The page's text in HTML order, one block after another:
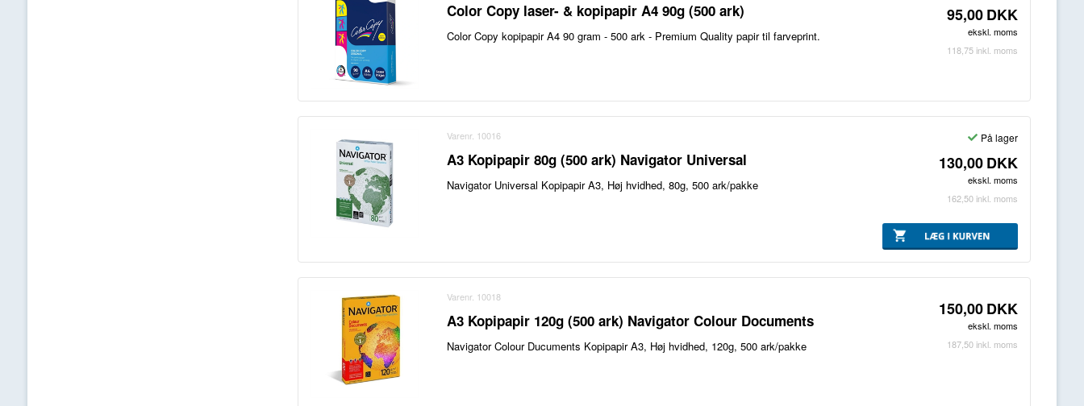
Color Copy laser- & kopipapir A4 90g (500 ark)
Color Copy kopipapir A4 90 gram - 500 ark - Premium Quality papir til farveprint.
95,00 DKK
ekskl. moms
118,75 inkl. moms
Varenr. 10016
A3 Kopipapir 80g (500 ark) Navigator Universal
Navigator Universal Kopipapir A3, Høj hvidhed, 80g, 500 ark/pakke
På lager
130,00 DKK
ekskl. moms
162,50 inkl. moms
Varenr. 10018
A3 Kopipapir 120g (500 ark) Navigator Colour Documents
Navigator Colour Ducuments Kopipapir A3, Høj hvidhed, 120g, 500 ark/pakke
150,00 DKK
ekskl. moms
187,50 inkl. moms